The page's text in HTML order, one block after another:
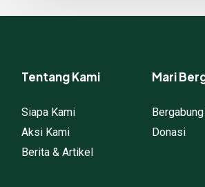
Tentang Kami
Siapa Kami
Aksi Kami
Berita & Artikel
Mari
Donasi